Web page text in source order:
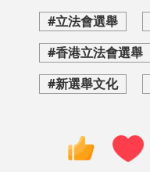
#立法會選舉
#香港立法會選舉
#新選舉文化